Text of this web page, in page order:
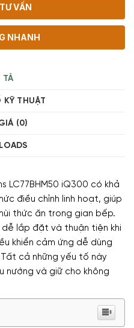
VẤN
NHANH
TẢ
KỸ THUẬT
(0)
LC77BHM50 iQ300 có khả
điều chỉnh linh hoạt, giúp
thức ăn trong gian bếp.
lắp đặt và thuận tiện khi
khiển cảm ứng dễ dùng
cả những yếu tố này
nướng và giữ cho không